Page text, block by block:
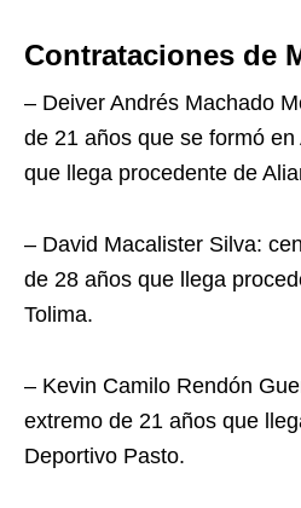
Contrataciones de
– Deiver Andrés Machado
de 21 años que se formó
que llega procedente de
– David Macalister Silva:
de 28 años que llega
Tolima.
– Kevin Camilo Rendón
extremo de 21 años que
Deportivo Pasto.